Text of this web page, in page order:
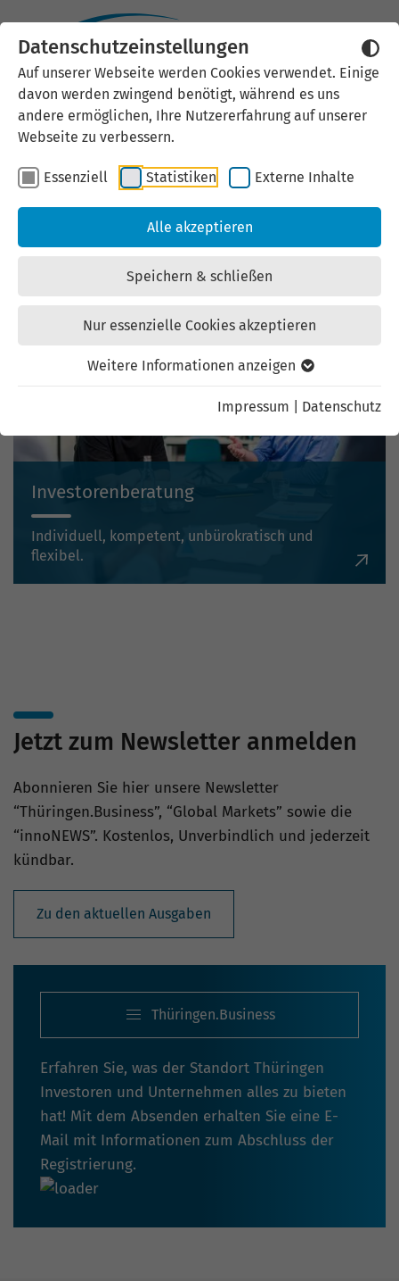
Datenschutzeinstellungen
Auf unserer Webseite werden Cookies verwendet. Einige
davon werden zwingend benötigt, während es uns
andere ermöglichen, Ihre Nutzererfahrung auf unserer
Webseite zu verbessern.
Essenziell Statistiken Externe Inhalte
Alle akzeptieren
Speichern & schließen
Nur essenzielle Cookies akzeptieren
Weitere Informationen anzeigen
Impressum Datenschutz
Das Unternehmen wurde nicht gefunden.
Förderberatung
Wir beraten Sie projektbezogen zu
Investitionsbeihilfen, Krediten, Beteiligungen
Investorenberatung
Individuell, kompetent, unbürokratisch und
flexibel.
Jetzt zum Newsletter anmelden
Abonnieren Sie hier unsere Newsletter
“Thüringen.Business”, “Global Markets” sowie die
“innoNEWS”. Kostenlos, Unverbindlich und jederzeit
kündbar.
Zu den aktuellen Ausgaben
Thüringen.Business
Erfahren Sie, was der Standort Thüringen
Investoren und Unternehmen alles zu bieten
hat! Mit dem Absenden erhalten Sie eine E-
Mail mit Informationen zum Abschluss der
Registrierung.